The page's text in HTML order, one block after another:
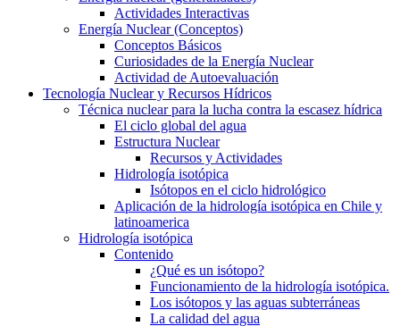
Actividades Interactivas
Energía Nuclear (Conceptos)
Conceptos Básicos
Curiosidades de la Energía Nuclear
Actividad de Autoevaluación
Tecnología Nuclear y Recursos Hídricos
Técnica nuclear para la lucha contra la escasez hídrica
El ciclo global del agua
Estructura Nuclear
Recursos y Actividades
Hidrología isotópica
Isótopos en el ciclo hidrológico
Aplicación de la hidrología isotópica en Chile y
latinoamerica
Hidrología isotópica
Contenido
¿Qué es un isótopo?
Funcionamiento de la hidrología isotópica.
Los isótopos y las aguas subterráneas
La calidad del agua